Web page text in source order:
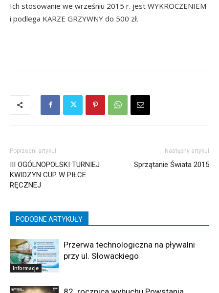
Ich stosowanie we wrześniu 2015 r. jest WYKROCZENIEM
i podlega KARZE GRZYWNY do 500 zł.
Poprzedni artykuł
III OGÓLNOPOLSKI TURNIEJ
KWIDZYN CUP W PIŁCE
RĘCZNEJ
Następny artykuł
Sprzątanie Świata 2015
PODOBNE ARTYKUŁY
Informacje
Przerwa technologiczna na pływalni
przy ul. Słowackiego